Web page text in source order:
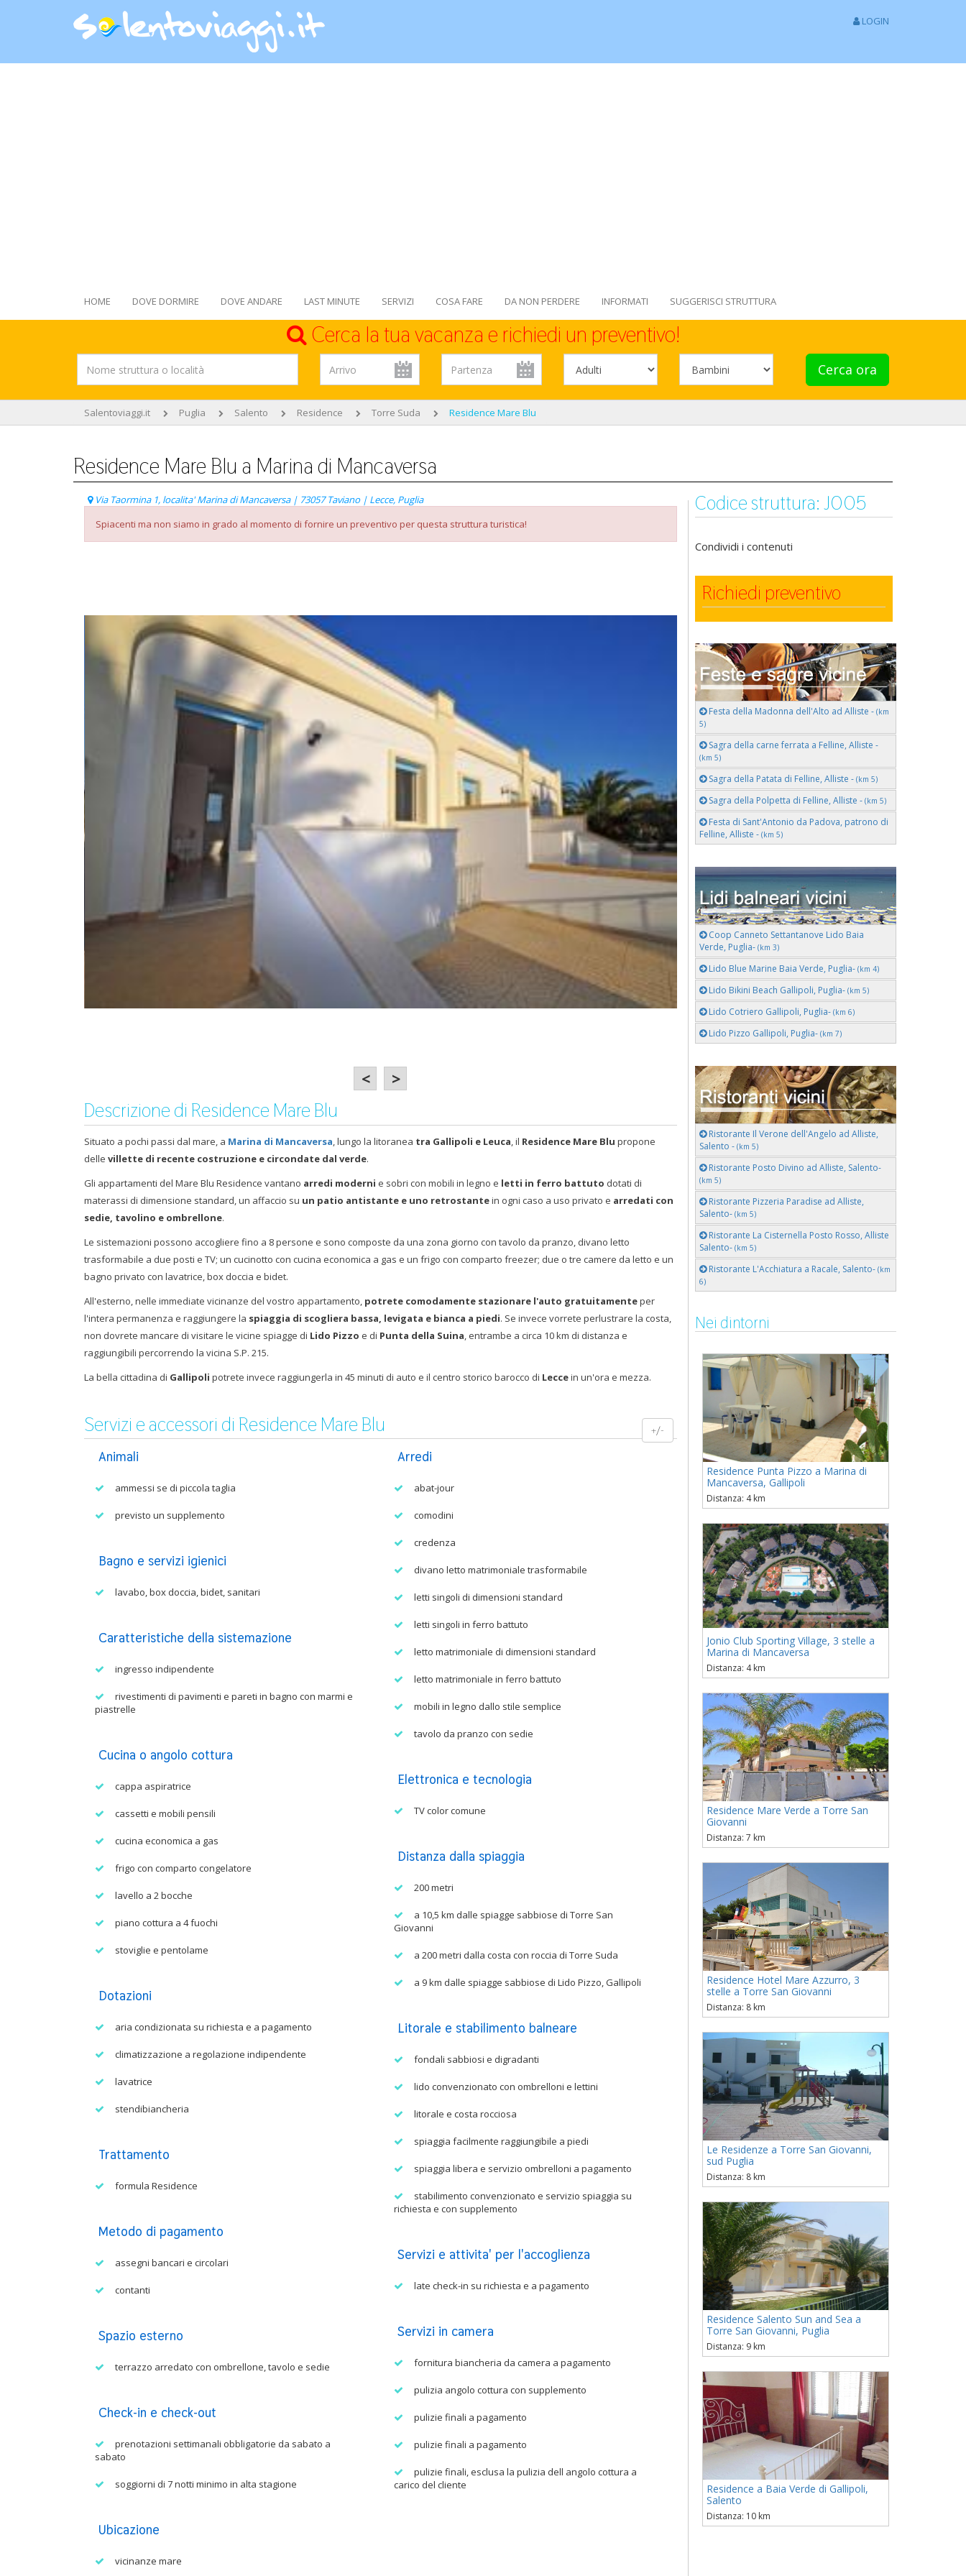
LOGIN
HOME DOVE DORMIRE DOVE ANDARE LAST MINUTE SERVIZI COSA FARE DA NON PERDERE INFORMATI SUGGERISCI STRUTTURA
Cerca la tua vacanza e richiedi un preventivo!
Cerca ora
Salentoviaggi.it Puglia Salento Residence Torre Suda Residence Mare Blu
Residence Mare Blu a Marina di Mancaversa
Via Taormina 1, localita' Marina di Mancaversa | 73057 Taviano | Lecce, Puglia
Spiacenti ma non siamo in grado al momento di fornire un preventivo per questa struttura turistica!
< >
Descrizione di Residence Mare Blu
Situato a pochi passi dal mare, a Marina di Mancaversa, lungo la litoranea tra Gallipoli e Leuca, il Residence Mare Blu propone
delle villette di recente costruzione e circondate dal verde.
Gli appartamenti del Mare Blu Residence vantano arredi moderni e sobri con mobili in legno e letti in ferro battuto dotati di
materassi di dimensione standard, un affaccio su un patio antistante e uno retrostantein ogni caso a uso privato e arredati con
sedie, tavolino e ombrellone.
Le sistemazioni possono accogliere fino a 8 persone e sono composte da una zona giorno con tavolo da pranzo, divano letto
trasformabile a due posti e TV; un cucinotto con cucina economica a gas e un frigo con comparto freezer; due o tre camere da letto e un
bagno privato con lavatrice, box doccia e bidet.
All'esterno, nelle immediate vicinanze del vostro appartamento, potrete comodamente stazionare l'auto gratuitamenteper
l'intera permanenza e raggiungere la spiaggia di scogliera bassa, levigata e bianca a piedi. Se invece vorrete perlustrare la costa,
non dovrete mancare di visitare le vicine spiagge di Lido Pizzo e di Punta della Suina, entrambe a circa 10 km di distanza e
raggiungibili percorrendo la vicina S.P. 215.
La bella cittadina di Gallipoli potrete invece raggiungerla in 45 minuti di auto e il centro storico barocco di Leccein un'ora e mezza.
Servizi e accessori di Residence Mare Blu +/-
Animali
ammessi se di piccola taglia
previsto un supplemento
Arredi
abat-jour
comodini
credenza
divano letto matrimoniale trasformabile
letti singoli di dimensioni standard
letti singoli in ferro battuto
letto matrimoniale di dimensioni standard
letto matrimoniale in ferro battuto
mobili in legno dallo stile semplice
tavolo da pranzo con sedie
Bagno e servizi igienici
lavabo, box doccia, bidet, sanitari
Caratteristiche della sistemazione
ingresso indipendente
rivestimenti di pavimenti e pareti in bagno con marmi e
piastrelle
Cucina o angolo cottura
cappa aspiratrice
cassetti e mobili pensili
cucina economica a gas
frigo con comparto congelatore
lavello a 2 bocche
piano cottura a 4 fuochi
stoviglie e pentolame
Elettronica e tecnologia
TV color comune
Distanza dalla spiaggia
200 metri
a 10,5 km dalle spiagge sabbiose di Torre San
Giovanni
a 200 metri dalla costa con roccia di Torre Suda
a 9 km dalle spiagge sabbiose di Lido Pizzo, Gallipoli
Dotazioni
aria condizionata su richiesta e a pagamento
climatizzazione a regolazione indipendente
lavatrice
stendibiancheria
Litorale e stabilimento balneare
fondali sabbiosi e digradanti
lido convenzionato con ombrelloni e lettini
litorale e costa rocciosa
spiaggia facilmente raggiungibile a piedi
spiaggia libera e servizio ombrelloni a pagamento
stabilimento convenzionato e servizio spiaggia su
richiesta e con supplemento
Trattamento
formula Residence
Metodo di pagamento
assegni bancari e circolari
contanti
Servizi e attivita' per l'accoglienza
late check-in su richiesta e a pagamento
Servizi in camera
fornitura biancheria da camera a pagamento
pulizia angolo cottura con supplemento
pulizie finali a pagamento
pulizie finali a pagamento
pulizie finali, esclusa la pulizia dell angolo cottura a
carico del cliente
Spazio esterno
terrazzo arredato con ombrellone, tavolo e sedie
Check-in e check-out
prenotazioni settimanali obbligatorie da sabato a
sabato
soggiorni di 7 notti minimo in alta stagione
Ubicazione
vicinanze mare
Codice struttura: J005
Condividi i contenuti
Richiedi preventivo
Festa della Madonna dell'Alto ad Alliste - (km
5)
Sagra della carne ferrata a Felline, Alliste -
(km 5)
Sagra della Patata di Felline, Alliste - (km 5)
Sagra della Polpetta di Felline, Alliste - (km 5)
Festa di Sant'Antonio da Padova, patrono di
Felline, Alliste - (km 5)
Coop Canneto Settantanove Lido Baia
Verde, Puglia- (km 3)
Lido Blue Marine Baia Verde, Puglia- (km 4)
Lido Bikini Beach Gallipoli, Puglia- (km 5)
Lido Cotriero Gallipoli, Puglia- (km 6)
Lido Pizzo Gallipoli, Puglia- (km 7)
Ristorante Il Verone dell'Angelo ad Alliste,
Salento - (km 5)
Ristorante Posto Divino ad Alliste, Salento-
(km 5)
Ristorante Pizzeria Paradise ad Alliste,
Salento- (km 5)
Ristorante La Cisternella Posto Rosso, Alliste
Salento- (km 5)
Ristorante L'Acchiatura a Racale, Salento- (km
6)
Nei dintorni
Residence Punta Pizzo a Marina di
Mancaversa, Gallipoli
Distanza: 4 km
Jonio Club Sporting Village, 3 stelle a
Marina di Mancaversa
Distanza: 4 km
Residence Mare Verde a Torre San
Giovanni
Distanza: 7 km
Residence Hotel Mare Azzurro, 3
stelle a Torre San Giovanni
Distanza: 8 km
Le Residenze a Torre San Giovanni,
sud Puglia
Distanza: 8 km
Residence Salento Sun and Sea a
Torre San Giovanni, Puglia
Distanza: 9 km
Residence a Baia Verde di Gallipoli,
Salento
Distanza: 10 km